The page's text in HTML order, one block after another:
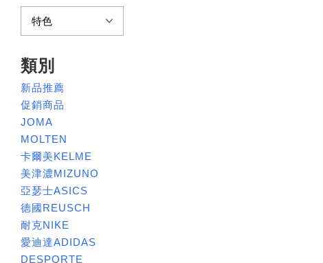
類別
新品推薦
促銷商品
JOMA
MOLTEN
卡爾美KELME
美津濃MIZUNO
亞瑟士ASICS
德國REUSCH
耐克NIKE
愛迪達ADIDAS
DESPORTE